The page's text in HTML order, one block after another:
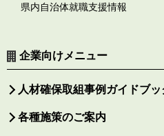
県内自治体就職支援情報
企業向けメニュー
人材確保取組事例ガイドブッ
各種施策のご案内